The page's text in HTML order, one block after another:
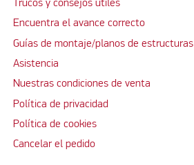
Trucos y consejos útiles
Encuentra el avance correcto
Guías de montaje/planos de estructuras
Asistencia
Nuestras condiciones de venta
Política de privacidad
Política de cookies
Cancelar el pedido